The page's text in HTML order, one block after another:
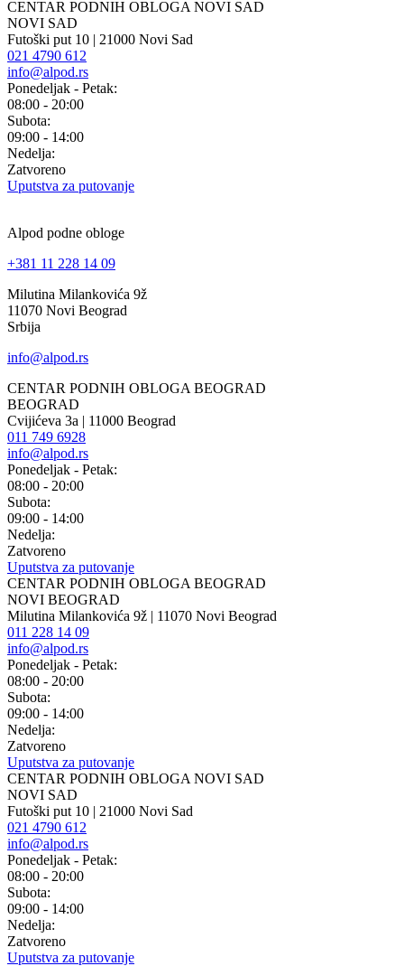
CENTAR PODNIH OBLOGA NOVI SAD
NOVI SAD
Futoški put 10 | 21000 Novi Sad
021 4790 612
info@alpod.rs
Ponedeljak - Petak:
08:00 - 20:00
Subota:
09:00 - 14:00
Nedelja:
Zatvoreno
Uputstva za putovanje
Alpod podne obloge
+381 11 228 14 09
Milutina Milankovića 9ž
11070 Novi Beograd
Srbija
info@alpod.rs
CENTAR PODNIH OBLOGA BEOGRAD
BEOGRAD
Cvijićeva 3a | 11000 Beograd
011 749 6928
info@alpod.rs
Ponedeljak - Petak:
08:00 - 20:00
Subota:
09:00 - 14:00
Nedelja:
Zatvoreno
Uputstva za putovanje
CENTAR PODNIH OBLOGA BEOGRAD
NOVI BEOGRAD
Milutina Milankovića 9ž | 11070 Novi Beograd
011 228 14 09
info@alpod.rs
Ponedeljak - Petak:
08:00 - 20:00
Subota:
09:00 - 14:00
Nedelja:
Zatvoreno
Uputstva za putovanje
CENTAR PODNIH OBLOGA NOVI SAD
NOVI SAD
Futoški put 10 | 21000 Novi Sad
021 4790 612
info@alpod.rs
Ponedeljak - Petak:
08:00 - 20:00
Subota:
09:00 - 14:00
Nedelja:
Zatvoreno
Uputstva za putovanje